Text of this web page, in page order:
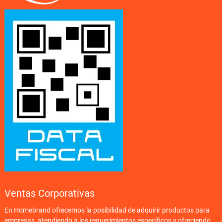
Ventas Corporativas
En Homebrand ofrecemos la posibilidad de adquirir productos para